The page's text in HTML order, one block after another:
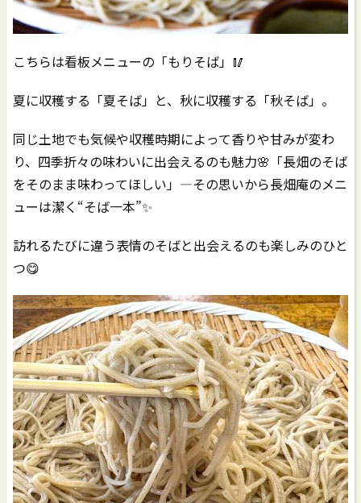
こちらは看板メニューの「もりそば」🥢
夏に収穫する「夏そば」と、秋に収穫する「秋そば」。
同じ土地でも気候や収穫時期によって香りや甘みが変わ
り、四季折々の味わいに出会えるのも魅力🌸「長畑のそば
をそのまま味わってほしい」―その思いから長畑庵のメニ
ューは潔く“そば一本”✨
訪れるたびに違う表情のそばと出会えるのも楽しみのひと
つ😋